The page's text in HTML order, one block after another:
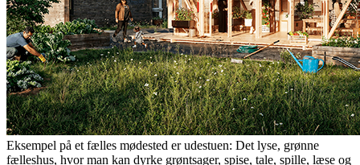
Eksempel på et fælles mødested er udestuen: Det lyse, grønne
fælleshus, hvor man kan dyrke grøntsager, spise, tale, spille, læse og